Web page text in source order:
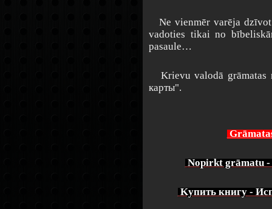
Ne vienmēr varēja dzīvot
vadoties tikai no
pasaule…
Krievu valodā grāmatas
карты".
Nopirkt grāmatu -
Kупить книгу -